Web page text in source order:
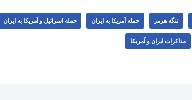
تنگه هرمز حمله آمریکا به ایران حمله اسرائیل و آمریکا به ایران
مذاکرات ایران و آمریکا